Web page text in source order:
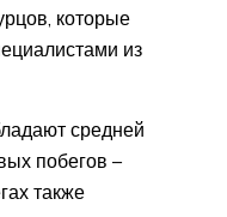
которые
из
средней
побегов –
также